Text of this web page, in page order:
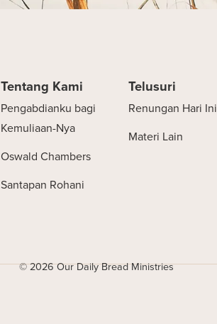
Tentang Kami
Pengabdianku bagi
Kemuliaan-Nya
Oswald Chambers
Santapan Rohani
Telusuri
Renungan Hari Ini
Materi Lain
© 2026 Our Daily Bread Ministries